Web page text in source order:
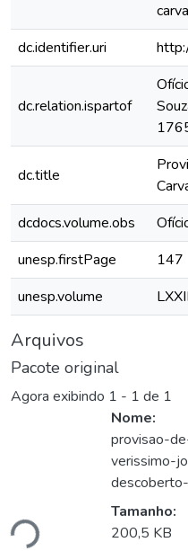
dc.identifier.uri
dc.relation.ispartof
dc.title
dcdocs.volume.obs
unesp.firstPage
147
unesp.volume
Arquivos
Pacote original
Agora exibindo 1 - 1 de 1
Nome:
provisao-
verissimo-
Tamanho:
200,5 KB